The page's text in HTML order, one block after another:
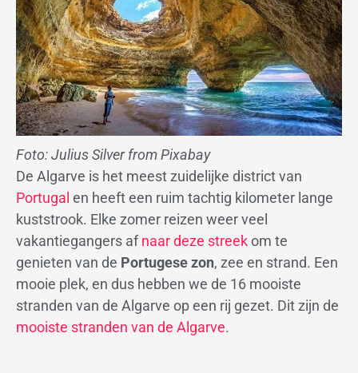
Foto: Julius Silver from Pixabay
De Algarve is het meest zuidelijke district van
Portugal en heeft een ruim tachtig kilometer lange
kuststrook. Elke zomer reizen weer veel
vakantiegangers afnaar deze streekom te
genieten van de Portugese zon, zee en strand. Een
mooie plek, en dus hebben we de 16 mooiste
stranden van de Algarve op een rij gezet. Dit zijn de
mooiste stranden van de Algarve.